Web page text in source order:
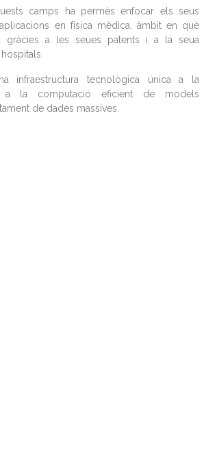
camps ha permès enfocar els seus
en física mèdica, àmbit en què
gràcies a les seues patents i a la seua
infraestructura tecnològica única a la
a la computació eficient de models
de dades massives.